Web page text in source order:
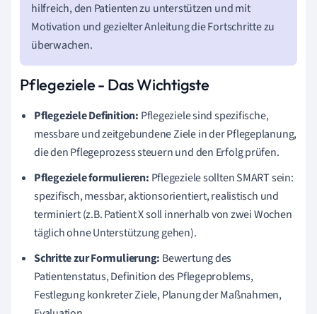
hilfreich, den Patienten zu unterstützen und mit
Motivation und gezielter Anleitung die Fortschritte zu
überwachen.
Pflegeziele - Das Wichtigste
Pflegeziele Definition: Pflegeziele sind spezifische,
messbare und zeitgebundene Ziele in der Pflegeplanung,
die den Pflegeprozess steuern und den Erfolg prüfen.
Pflegeziele formulieren: Pflegeziele sollten SMART sein:
spezifisch, messbar, aktionsorientiert, realistisch und
terminiert (z.B. Patient X soll innerhalb von zwei Wochen
täglich ohne Unterstützung gehen).
Schritte zur Formulierung: Bewertung des
Patientenstatus, Definition des Pflegeproblems,
Festlegung konkreter Ziele, Planung der Maßnahmen,